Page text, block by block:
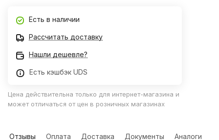
Есть в наличии
Рассчитать доставку
Нашли дешевле?
Есть кэшбэк UDS
Цена действительна только для интернет-магазина и
может отличаться от цен в розничных магазинах
Отзывы Оплата Доставка Документы Аналоги